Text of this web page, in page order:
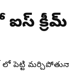
ఐస్
లో పెట్టి